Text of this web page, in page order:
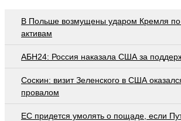
В Польше возмущены ударом Кремля
активам
АБН24: Россия наказала США за
Соскин: визит Зеленского в США
провалом
EC придется умолять о пощаде, если